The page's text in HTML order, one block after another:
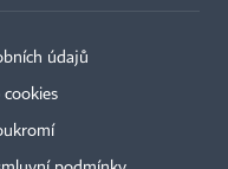
údajů
cookies